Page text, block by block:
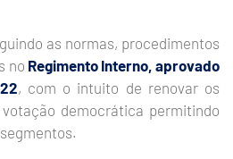
as normas, procedimentos
no Regimento Interno, aprovado
, com o intuito de renovar os
democrática permitindo